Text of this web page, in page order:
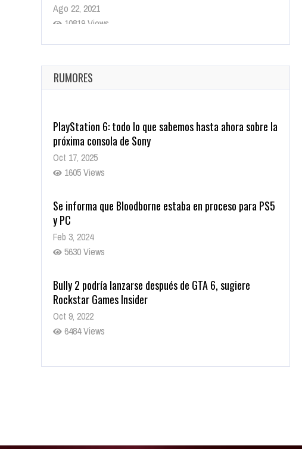
Ago 22, 2021
10819 Views
La configuración de Call of Duty 2021 aparentemente
Ago 8, 2021
10004 Views
RUMORES
PlayStation 6: todo lo que sabemos hasta ahora sobre la
próxima consola de Sony
Oct 17, 2025
1605 Views
Se informa que Bloodborne estaba en proceso para PS5
y PC
Feb 3, 2024
5630 Views
Bully 2 podría lanzarse después de GTA 6, sugiere
Rockstar Games Insider
Oct 9, 2022
6484 Views
Rumor: Se filtran los primeros detalles de Resident Evil